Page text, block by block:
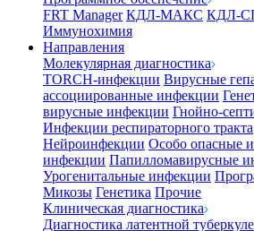
FRT Manager КДЛ-МАКС КДЛ-
Иммунохимия
Направления
Молекулярная диагностика
TORCH-инфекции Вирусные
ассоциированные инфекции
вирусные инфекции Гнойно-
Инфекции респираторного тракта
Нейроинфекции Особо опасные
инфекции Папилломавирусные
Урогенитальные инфекции
Микозы Генетика Прочие
Клиническая диагностика
Диагностика латентной